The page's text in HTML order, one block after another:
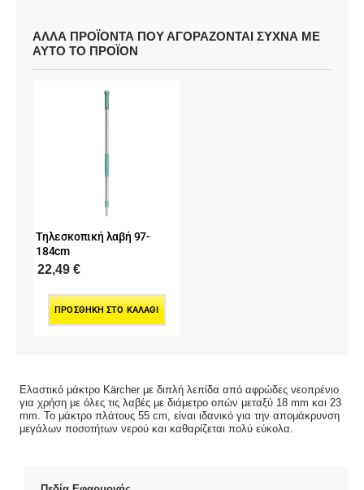
ΑΛΛΑ ΠΡΟΪΟΝΤΑ ΠΟΥ ΑΓΟΡΑΖΟΝΤΑΙ ΣΥΧΝΑ ΜΕ
ΑΥΤΟ ΤΟ ΠΡΟΪΟΝ
Τηλεσκοπική λαβή 97-
184cm
22,49 €
ΠΡΟΣΘΉΚΗ ΣΤΟ ΚΑΛΆΘΙ
Ελαστικό μάκτρο Kärcher με διπλή λεπίδα από αφρώδες νεοπρένιο
για χρήση με όλες τις λαβές με διάμετρο οπών μεταξύ 18 mm και 23
mm. Το μάκτρο πλάτους 55 cm, είναι ιδανικό για την απομάκρυνση
μεγάλων ποσοτήτων νερού και καθαρίζεται πολύ εύκολα.